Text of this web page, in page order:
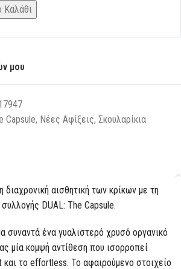
Καλάθι
μου
Capsule, Νέες Αφίξεις, Σκουλαρίκια
διαχρονική αισθητική των κρίκων με τη
DUAL: The Capsule.
συναντά ένα γυαλιστερό χρυσό οργανικό
μία κομψή αντίθεση που ισορροπεί
το effortless. Το αφαιρούμενο στοιχείο